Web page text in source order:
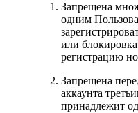
Запрещена
одним
или
регистрацию
Запрещена
аккаунта
принадлежит